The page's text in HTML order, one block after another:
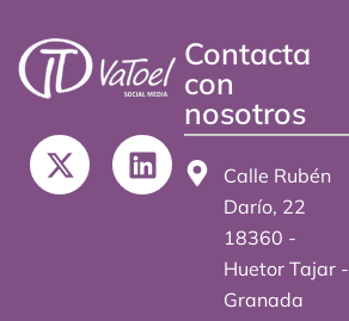
X
-
L
i
Contacta
con
nosotros
Calle Rubén
Darío, 22
18360 -
Huetor Tajar -
Granada